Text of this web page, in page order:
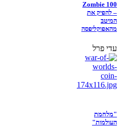
Zombie 100
– להפיק את
המיטב
מהאפוקליפסה
עדי פרל
"מלחמת
העולמות"